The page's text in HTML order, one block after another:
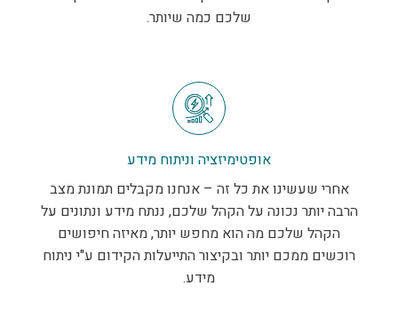
שלכם כמה שיותר.
אופטימיזציה וניתוח מידע
אחרי שעשינו את כל זה – אנחנו מקבלים תמונת מצב
הרבה יותר נכונה על הקהל שלכם, ננתח מידע ונתונים על
הקהל שלכם מה הוא מחפש יותר, מאיזה חיפושים
רוכשים ממכם יותר ובקיצור התייעלות הקידום ע"י ניתוח
מידע.